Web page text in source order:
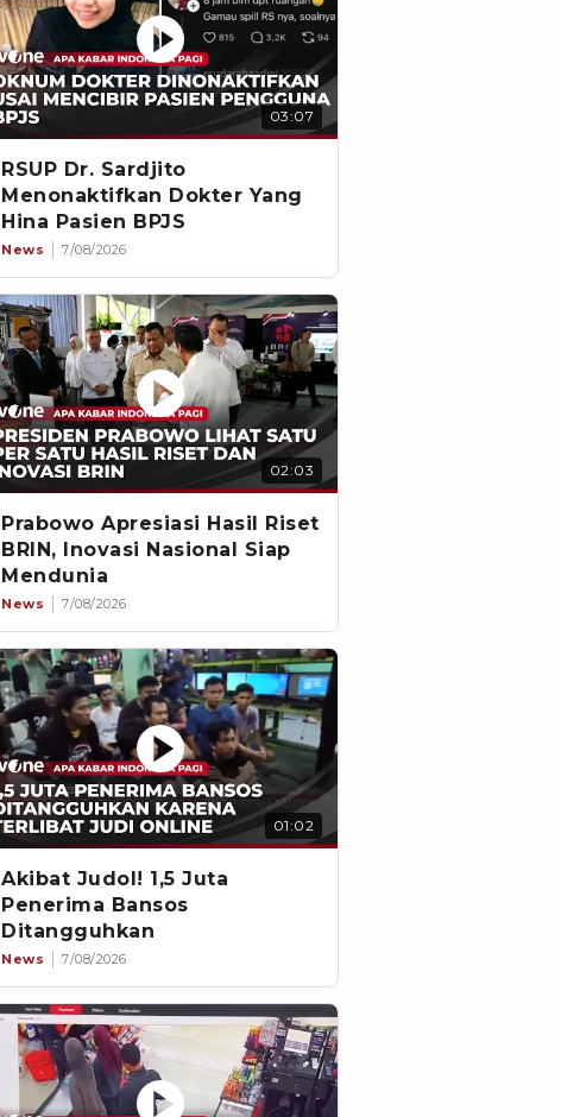
03:07
RSUP Dr. Sardjito
Menonaktifkan Dokter Yang
Hina Pasien BPJS
News 7/08/2026
02:03
Prabowo Apresiasi Hasil Riset
BRIN, Inovasi Nasional Siap
Mendunia
News 7/08/2026
01:02
Akibat Judol! 1,5 Juta
Penerima Bansos
Ditangguhkan
News 7/08/2026